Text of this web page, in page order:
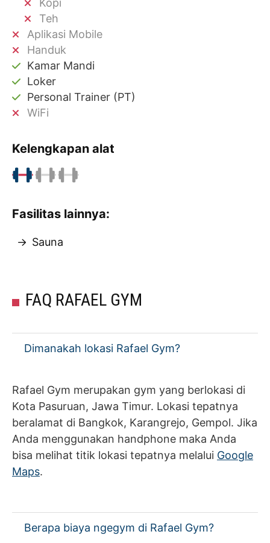
Kopi
Teh
Aplikasi Mobile
Handuk
Kamar Mandi
Loker
Personal Trainer (PT)
WiFi
Kelengkapan alat
Fasilitas lainnya:
Sauna
FAQ RAFAEL GYM
Dimanakah lokasi Rafael Gym?
Rafael Gym merupakan gym yang berlokasi di
Kota Pasuruan, Jawa Timur. Lokasi tepatnya
beralamat di Bangkok, Karangrejo, Gempol. Jika
Anda menggunakan handphone maka Anda
bisa melihat titik lokasi tepatnya melalui Google
Maps.
Berapa biaya ngegym di Rafael Gym?